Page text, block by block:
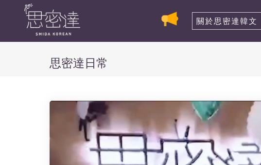
關於思密達韓文
思密達日常